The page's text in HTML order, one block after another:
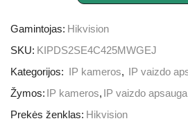
Gamintojas: Hikvision
SKU: KIPDS2SE4C425MWGEJ
Kategorijos:
IP kameros, IP vaizdo
Žymos: IP kameros, IP vaizdo apsauga
Prekės ženklas: Hikvision